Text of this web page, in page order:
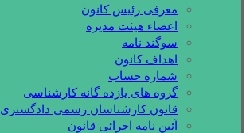
معرفی رئیس کانون
اعضاء هیئت مدیره
سوگند نامه
اهداف کانون
شماره حساب
گروه های یازده گانه کارشناسی
قانون کارشناسان رسمی دادگستری
آئین نامه اجرائی قانون